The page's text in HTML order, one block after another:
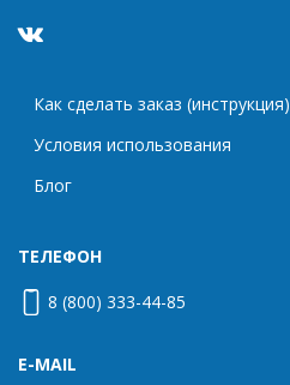
Как сделать заказ (инструкция)
Условия использования
Блог
ТЕЛЕФОН
8 (800) 333-44-85
E-MAIL